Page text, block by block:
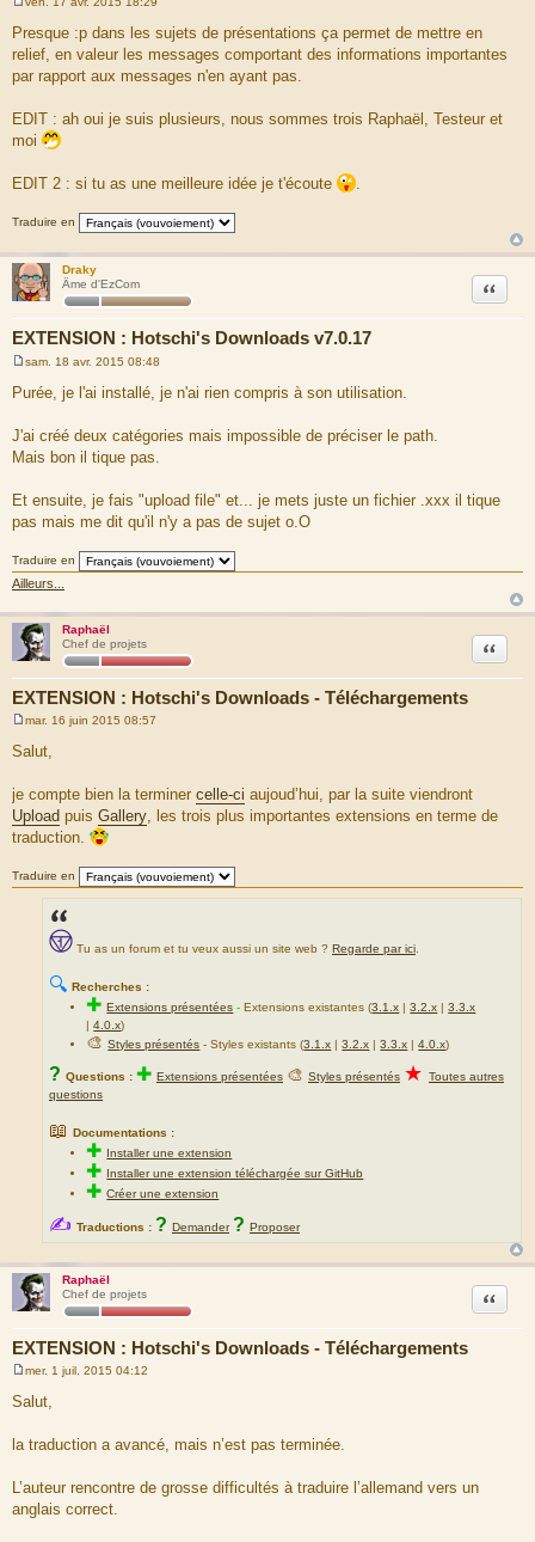
e
s
s
a
g
Presque :p dans les sujets de présentations ça permet de mettre en
relief, en valeur les messages comportant des informations importantes
par rapport aux messages n'en ayant pas.
EDIT : ah oui je suis plusieurs, nous sommes trois Raphaël, Testeur et
moi
EDIT 2 : si tu as une meilleure idée je t'écoute .
Traduire en
Draky
Âme d'EzCom
EXTENSION : Hotschi's Downloads v7.0.17
Citation
s
a
g
e
sam. 18 avr. 2015 08:48
Purée, je l'ai installé, je n'ai rien compris à son utilisation.
J'ai créé deux catégories mais impossible de préciser le path.
Mais bon il tique pas.
Et ensuite, je fais "upload file" et... je mets juste un fichier .xxx il tique
pas mais me dit qu'il n'y a pas de sujet o.O
Traduire en
Ailleurs...
Raphaël
Chef de projets
EXTENSION : Hotschi's Downloads - Téléchargements
Citation
e
s
a
g
e
mar. 16 juin 2015 08:57
Salut,
je compte bien la terminer celle-ci aujoud’hui, par la suite viendront
Upload puis Gallery, les trois plus importantes extensions en terme de
traduction.
Traduire en
Tu as un forum et tu veux aussi un site web ? Regarde par ici
🔍 Recherches :
✚Extensions présentées -Extensions existantes (3.1.x |3.2.x |3.3.x
|4.0.x)
🎨Styles présentés - Styles existants (3.1.x |3.2.x |3.3.x |4.0.x)
? Questions : ✚ Extensions présentées 🎨 Styles présentés ★ Toutes autres
questions
📖 Documentations :
✚ Installer une extension
✚ Installer une extension téléchargée sur GitHub
✚Créer une extension
✍ Traductions : ? Demander ? Proposer
Raphaël
Chef de projets
EXTENSION : Hotschi's Downloads - Téléchargements
Citation
e
s
a
g
mer. 1 juil. 2015 04:12
Salut,
la traduction a avancé, mais n’est pas terminée.
L’auteur rencontre de grosse difficultés à traduire l’allemand vers un
anglais correct.